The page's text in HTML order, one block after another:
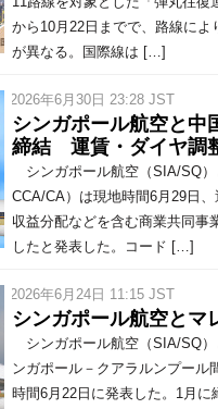
から10月22日までで、路線に
が異なる。国際線は […]
/ 2026年6月30日 23:28 JST
シンガポール航空と中
締結 運賃・ダイヤ調
シンガポール航空（SIA/SQ）
CCA/CA）は現地時間6月29日
収益分配などを含む商業共同事
したと発表した。コード […]
/ 2026年6月24日 11:15 JST
シンガポール航空とマ
シンガポール航空（SIA/SQ
ンガポール－クアラルンプール
時間6月22日に発表した。1月